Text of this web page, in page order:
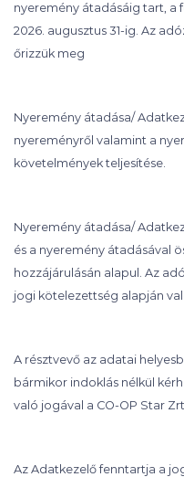
nyeremény átadásáig tart,
2026. augusztus 31-ig. Az
őrizzük meg
Nyeremény átadása/
nyereményről valamint a
követelmények teljesítése.
Nyeremény átadása/
és a nyeremény átadásával
hozzájárulásán alapul. Az
jogi kötelezettség alapján
A résztvevő az adatai
bármikor indoklás nélkül
való jogával a CO-OP Star
Az Adatkezelő fenntartja a